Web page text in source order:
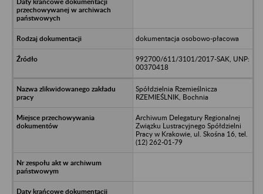
dokumentacja osobowo-płacowa
992700/611/3101/2017-SAK, UNP:
00370418
Spółdzielnia Rzemieślnicza
RZEMIEŚLNIK, Bochnia
Archiwum Delegatury Regionalnej
Związku Lustracyjnego Spółdzielni
Pracy w Krakowie, ul. Skośna 16, tel.
(12) 262-01-79